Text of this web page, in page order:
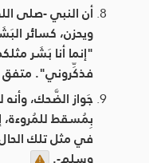
أن النبي -صلى
ويحزن، كسائر
"إنما أنا بَشَر
فذكِّروني". متفق
جَواز الضَّحك،
بِمُسقط للمُروءة،
في مثل تلك